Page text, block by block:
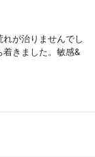
が治りませんでし
きました。敏感&